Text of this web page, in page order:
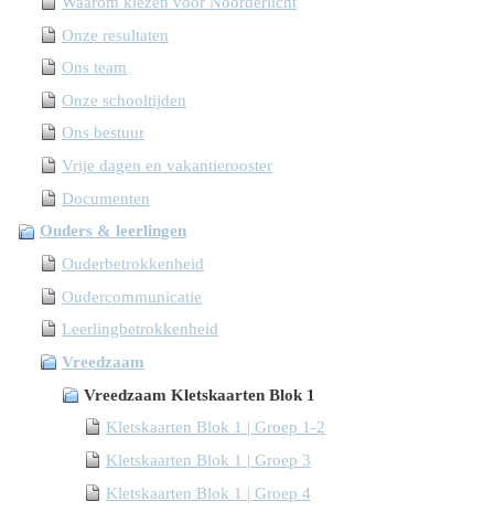
Onze resultaten
Ons team
Onze schooltijden
Ons bestuur
Vrije dagen en vakantierooster
Documenten
Ouders & leerlingen
Ouderbetrokkenheid
Oudercommunicatie
Leerlingbetrokkenheid
Vreedzaam
Vreedzaam Kletskaarten Blok 1
Kletskaarten Blok 1 | Groep 1-2
Kletskaarten Blok 1 | Groep 3
Kletskaarten Blok 1 | Groep 4